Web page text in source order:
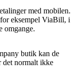
med mobilen.
eksempel ViaBill, i
omgange.
butik kan de
det normalt ikke